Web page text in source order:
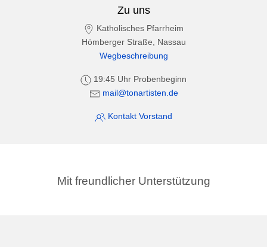
Zu uns
Katholisches Pfarrheim
Hömberger Straße, Nassau
Wegbeschreibung
19:45 Uhr Probenbeginn
mail@tonartisten.de
Kontakt Vorstand
Mit freundlicher Unterstützung